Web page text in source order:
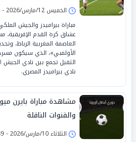
الخميس 12/مارس/2026 - 09:05 م
مباراة بيراميدز والجيش
عشاق كرة القدم الإفريقية،
العاصمة المغربية الرباط،
الأولمبي»، الذي سيكون
الثقيل تجمع بين نادي
نادي بيراميدز المصري.
مشاهدة مباراة بايرن
والقنوات الناقلة
الثلاثاء 10/مارس/2026 - 05:49 م